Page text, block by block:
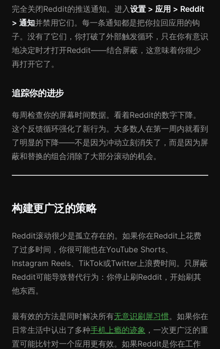
完全关闭Reddit的推送通知。进入设置 > 应用 > Reddit
> 通知并禁用它们。每一条通知都是把你拉回应用的钩
子。没有了它们，你打破了外部触发循环，只在你有意识
地决定时才打开Reddit——结合屏蔽，这意味着你很少
再打开它了。
追踪你的进步
每周检查你的屏幕时间数据。看着Reddit的数字下降。
这个反馈循环强化了新行为。大多数人在第一周内就看到
了明显的下降——不是因为冲动立刻消失了，而是因为屏
蔽和替换的组合消除了大部分滚动的机会。
构建更广泛的策略
Reddit滚动很少是孤立存在的。如果你在Reddit上花费
了过多时间，你很可能也在YouTube Shorts、
Instagram Reels、TikTok或Twitter上浪费时间。只屏蔽
Reddit可能导致替代行为：你停止刷Reddit，开始刷其
他东西。
最有效的方法是同时解决所有无意识刷屏习惯。如果你在
日常生活中认出了多种手机上瘾的迹象 ，一次更广泛的重
置可能比针对一个应用更有效。如果Reddit是你在工作